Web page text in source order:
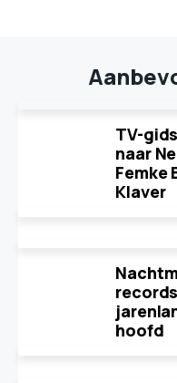
TV-
naar
Femke
Klaver
hoofd